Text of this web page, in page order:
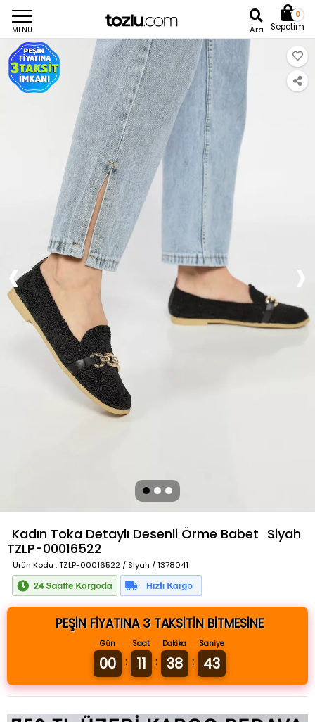
MENU Ara
0
Sepetim
Kadın Toka Detaylı Desenli Örme Babet Siyah
TZLP-00016522
Ürün Kodu : TZLP-00016522 / Siyah / 1378041
PEŞİN FİYATINA 3 TAKSİTİN BİTMESİNE
Gün
00 :
Saat
11 :
Dakika
38 :
Saniye
42